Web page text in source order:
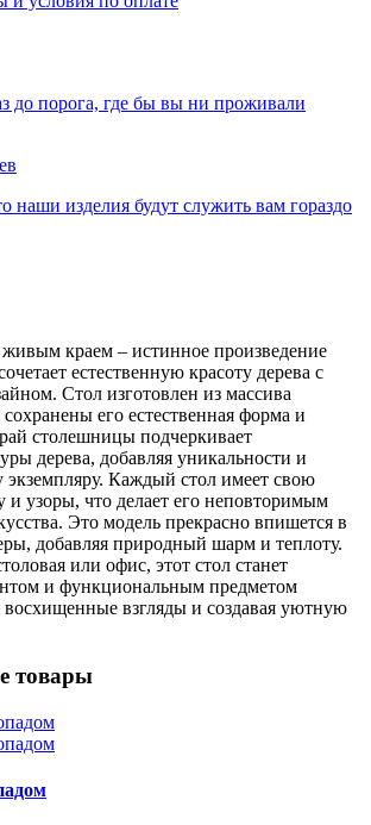
до порога, где бы вы ни проживали
наши изделия будут служить вам гораздо
живым краем – истинное произведение
естественную красоту дерева с
Стол изготовлен из массива
его естественная форма и
столешницы подчеркивает
дерева, добавляя уникальности и
экземпляру. Каждый стол имеет свою
узоры, что делает его неповторимым
Это модель прекрасно впишется в
добавляя природный шарм и теплоту.
или офис, этот стол станет
и функциональным предметом
восхищенные взгляды и создавая уютную
товары